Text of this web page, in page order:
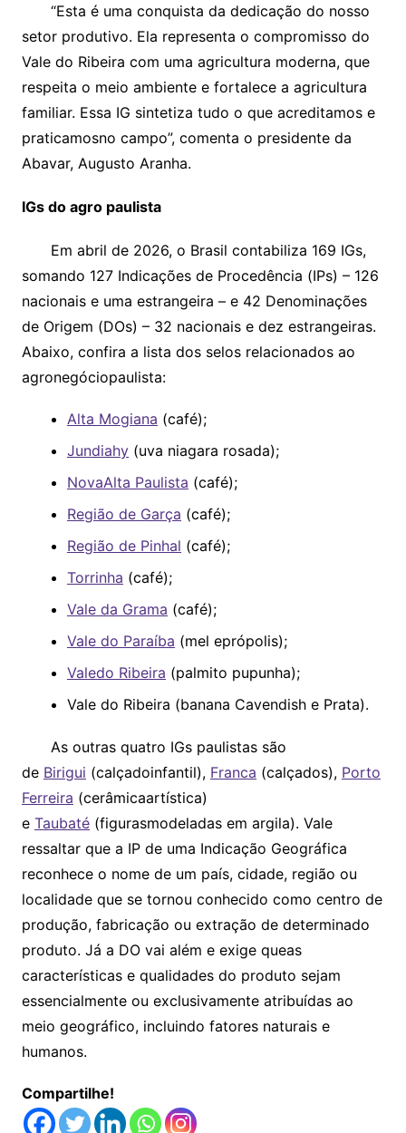
“Esta é uma conquista da dedicação do nosso
setor produtivo. Ela representa o compromisso do
Vale do Ribeira com uma agricultura moderna, que
respeita o meio ambiente e fortalece a agricultura
familiar. Essa IG sintetiza tudo o que acreditamos e
praticamosno campo”, comenta o presidente da
Abavar, Augusto Aranha.
IGs do agro paulista
Em abril de 2026, o Brasil contabiliza 169 IGs,
somando 127 Indicações de Procedência (IPs) – 126
nacionais e uma estrangeira – e 42 Denominações
de Origem (DOs) – 32 nacionais e dez estrangeiras.
Abaixo, confira a lista dos selos relacionados ao
agronegóciopaulista:
Alta Mogiana (café);
Jundiahy(uva niagara rosada);
NovaAlta Paulista (café);
Região de Garça (café);
Região de Pinhal (café);
Torrinha (café);
Vale da Grama (café);
Vale do Paraíba (mel eprópolis);
Valedo Ribeira (palmito pupunha);
Vale do Ribeira (banana Cavendish e Prata).
As outras quatro IGs paulistas são
de Birigui (calçadoinfantil), Franca (calçados), Porto
Ferreira (cerâmicaartística)
e Taubaté(figurasmodeladas em argila). Vale
ressaltar que a IP de uma Indicação Geográfica
reconhece o nome de um país, cidade, região ou
localidade que se tornou conhecido como centro de
produção, fabricação ou extração de determinado
produto. Já a DO vai além e exige queas
características e qualidades do produto sejam
essencialmente ou exclusivamente atribuídas ao
meio geográfico, incluindo fatores naturais e
humanos.
Compartilhe!